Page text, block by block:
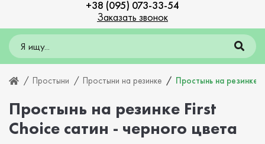
+38 (095) 073-33-54
Заказать звонок
Простыни Простыни на резинке Простынь на резинке
Простынь на резинке First
Choice сатин - черного цвета